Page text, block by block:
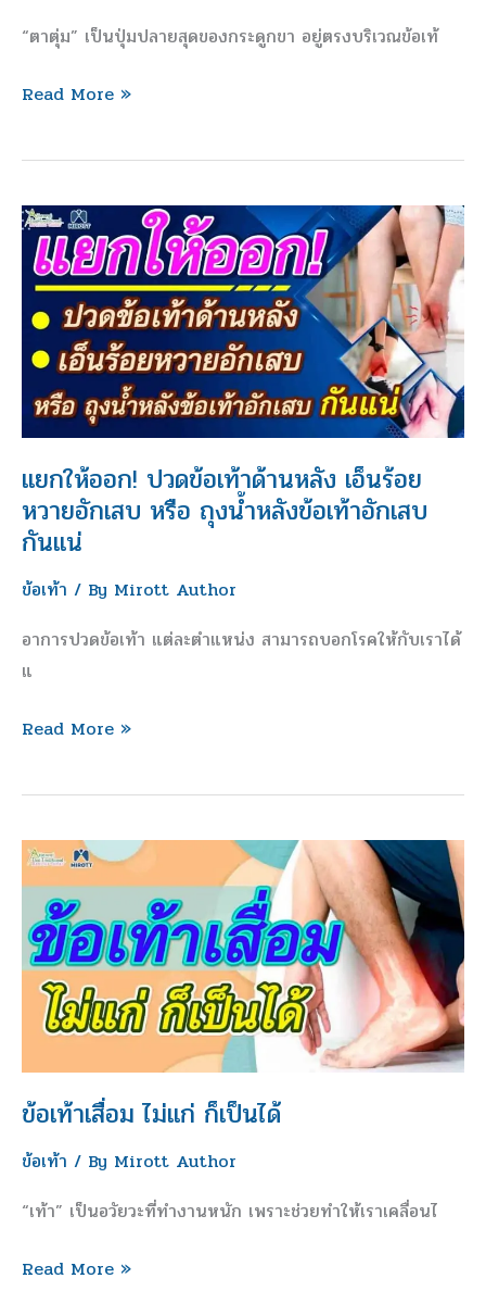
“ตาตุ่ม” เป็นปุ่มปลายสุดของกระดูกขา อยู่ตรงบริเวณข้อเท้
ข้อ
Read More »
แยกให้ออก! ปวดข้อเท้าด้านหลัง เอ็นร้อย
หวายอักเสบ หรือ ถุงน้ำหลังข้อเท้าอักเสบ
กันแน่
ข้อเท้า / By Mirott Author
อาการปวดข้อเท้า แต่ละตำแหน่ง สามารถบอกโรคให้กับเราได้
แ
แยก
ให้
ออก!
ปวด
ข้อ
เท้า
ด้าน
หลัง
เอ็น
ร้อย
หวาย
หรือ
ถุง
น้ำ
ข้อ
อักเสบ
แน่
Read More »
ข้อเท้าเสื่อม ไม่แก่ ก็เป็นได้
ข้อเท้า / By Mirott Author
“เท้า” เป็นอวัยวะที่ทำงานหนัก เพราะช่วยทำให้เราเคลื่อนไ
ข้อ
เท้า
เสื่อม
ไม่
แก่
เป็น
ได้
Read More »